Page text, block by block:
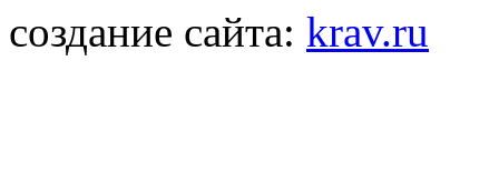
создание сайта: krav.ru